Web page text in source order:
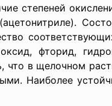
степеней
фторид,
что в щелочном
Наиболее